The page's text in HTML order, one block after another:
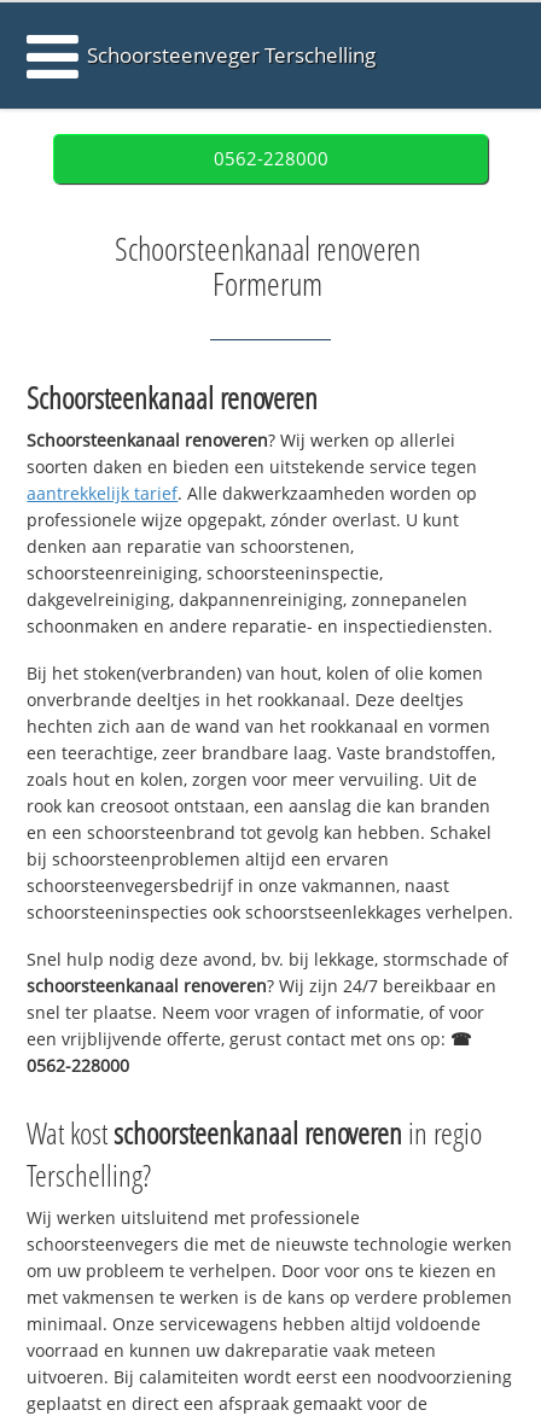
Schoorsteenveger Terschelling
0562-228000
Schoorsteenkanaal renoveren
Formerum
Schoorsteenkanaal renoveren
Schoorsteenkanaal renoveren? Wij werken op allerlei
soorten daken en bieden een uitstekende service tegen
aantrekkelijk tarief. Alle dakwerkzaamheden worden op
professionele wijze opgepakt, zónder overlast. U kunt
denken aan reparatie van schoorstenen,
schoorsteenreiniging, schoorsteeninspectie,
dakgevelreiniging, dakpannenreiniging, zonnepanelen
schoonmaken en andere reparatie- en inspectiediensten.
Bij het stoken(verbranden) van hout, kolen of olie komen
onverbrande deeltjes in het rookkanaal. Deze deeltjes
hechten zich aan de wand van het rookkanaal en vormen
een teerachtige, zeer brandbare laag. Vaste brandstoffen,
zoals hout en kolen, zorgen voor meer vervuiling. Uit de
rook kan creosoot ontstaan, een aanslag die kan branden
en een schoorsteenbrand tot gevolg kan hebben. Schakel
bij schoorsteenproblemen altijd een ervaren
schoorsteenvegersbedrijf in onze vakmannen, naast
schoorsteeninspecties ook schoorstseenlekkages verhelpen.
Snel hulp nodig deze avond, bv. bij lekkage, stormschade of
schoorsteenkanaal renoveren? Wij zijn 24/7 bereikbaar en
snel ter plaatse. Neem voor vragen of informatie, of voor
een vrijblijvende offerte, gerust contact met ons op: ☎
0562-228000
Wat kostschoorsteenkanaal renoveren in regio
Terschelling?
Wij werken uitsluitend met professionele
schoorsteenvegers die met de nieuwste technologie werken
om uw probleem te verhelpen. Door voor ons te kiezen en
met vakmensen te werken is de kans op verdere problemen
minimaal. Onze servicewagens hebben altijd voldoende
voorraad en kunnen uw dakreparatie vaak meteen
uitvoeren. Bij calamiteiten wordt eerst een noodvoorziening
geplaatst en direct een afspraak gemaakt voor de